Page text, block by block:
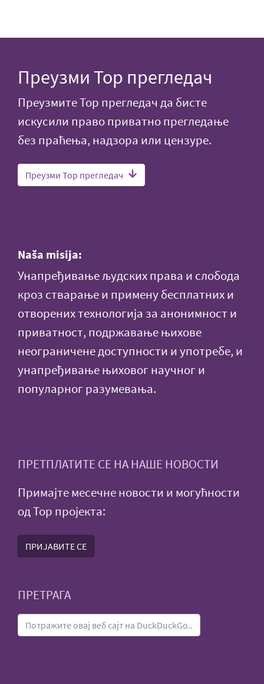
Преузми Тор прегледач
Преузмите Тор прегледач да бисте
искусили право приватно прегледање
без праћења, надзора или цензуре.
Преузми Тор прегледач
Naša misija:
Унапређивање људских права и слобода
кроз стварање и примену бесплатних и
отворених технологија за анонимност и
приватност, подржавање њихове
неограничене доступности и употребе, и
унапређивање њиховог научног и
популарног разумевања.
ПРЕТПЛАТИТЕ СЕ НА НАШЕ НОВОСТИ
Примајте месечне новости и могућности
од Тор пројекта:
ПРИЈАВИТЕ СЕ
ПРЕТРАГА